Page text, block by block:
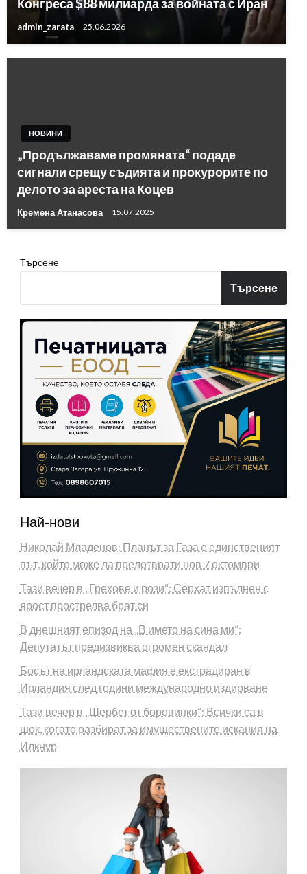
Конгреса $88 милиарда за войната с Иран
admin_zarata 25.06.2026
НОВИНИ
„Продължаваме промяната“ подаде
сигнали срещу съдията и прокурорите по
делото за ареста на Коцев
Кремена Атанасова 15.07.2025
Търсене
Търсене
Най-нови
Николай Младенов: Планът за Газа е единственият
път, който може да предотврати нов 7 октомври
Тази вечер в „Грехове и рози“: Серхат изпълнен с
ярост прострелва брат си
В днешният епизод на „В името на сина ми“:
Депутатът предизвиква огромен скандал
Босът на ирландската мафия е екстрадиран в
Ирландия след години международно издирване
Тази вечер в „Шербет от боровинки“: Всички са в
шок, когато разбират за имуществените искания на
Илкнур